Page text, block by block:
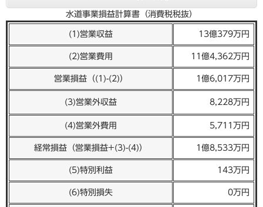
水道事業損益計算書（消費税税抜）
(1)営業収益 13億379万円
(2)営業費用 11億4,362万円
営業損益（(1)-(2)） 1億6,017万円
(3)営業外収益 8,228万円
(4)営業外費用 5,711万円
経常損益（営業損益+(3)-(4)） 1億8,533万円
(5)特別利益 143万円
(6)特別損失 0万円